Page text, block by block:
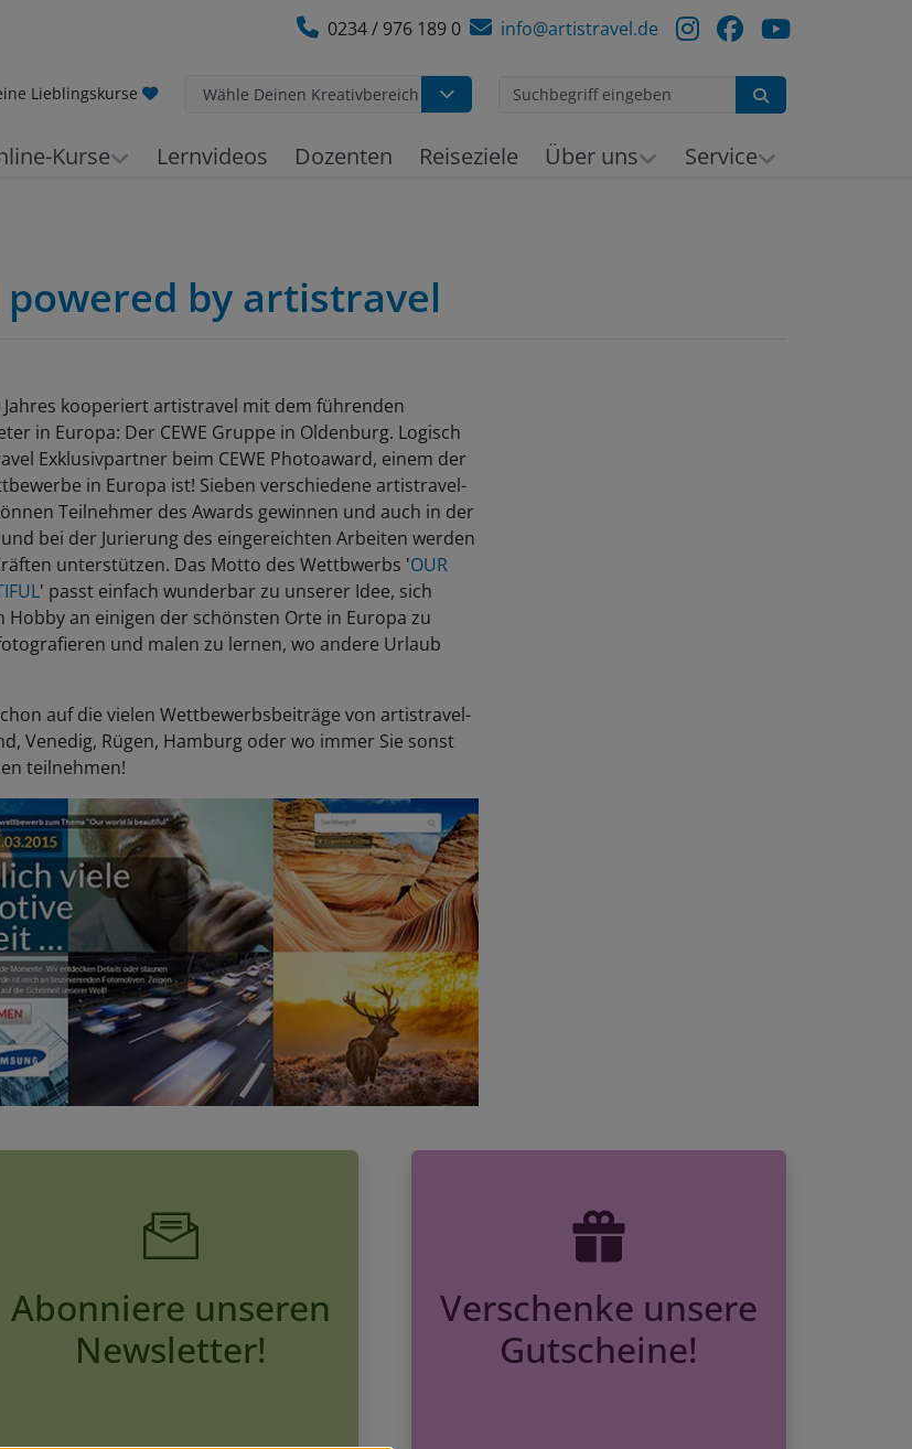
0234 / 976 189 0 info@artistravel.de
Lieblingskurse Wähle Deinen Kreativbereich
Kurse Lernvideos Dozenten Reiseziele Über uns Service
powered by artistravel
Jahres kooperiert artistravel mit dem führenden
in Europa: Der CEWE Gruppe in Oldenburg. Logisch
Exklusivpartner beim CEWE Photoaward, einem der
in Europa ist! Sieben verschiedene artistravel-
Teilnehmer des Awards gewinnen und auch in der
bei der Jurierung des eingereichten Arbeiten werden
unterstützen. Das Motto des Wettbwerbs 'OUR
' passt einfach wunderbar zu unserer Idee, sich
Hobby an einigen der schönsten Orte in Europa zu
und malen zu lernen, wo andere Urlaub
auf die vielen Wettbewerbsbeiträge von artistravel-
Venedig, Rügen, Hamburg oder wo immer Sie sonst
teilnehmen!
Abonniere unseren
Newsletter!
Verschenke unsere
Gutscheine!